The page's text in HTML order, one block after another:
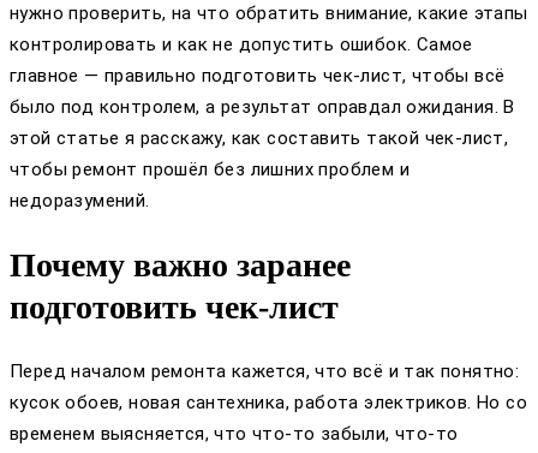
нужно проверить, на что обратить внимание, какие этапы
контролировать и как не допустить ошибок. Самое
главное — правильно подготовить чек-лист, чтобы всё
было под контролем, а результат оправдал ожидания. В
этой статье я расскажу, как составить такой чек-лист,
чтобы ремонт прошёл без лишних проблем и
недоразумений.
Почему важно заранее
подготовить чек-лист
Перед началом ремонта кажется, что всё и так понятно:
кусок обоев, новая сантехника, работа электриков. Но со
временем выясняется, что что-то забыли, что-то